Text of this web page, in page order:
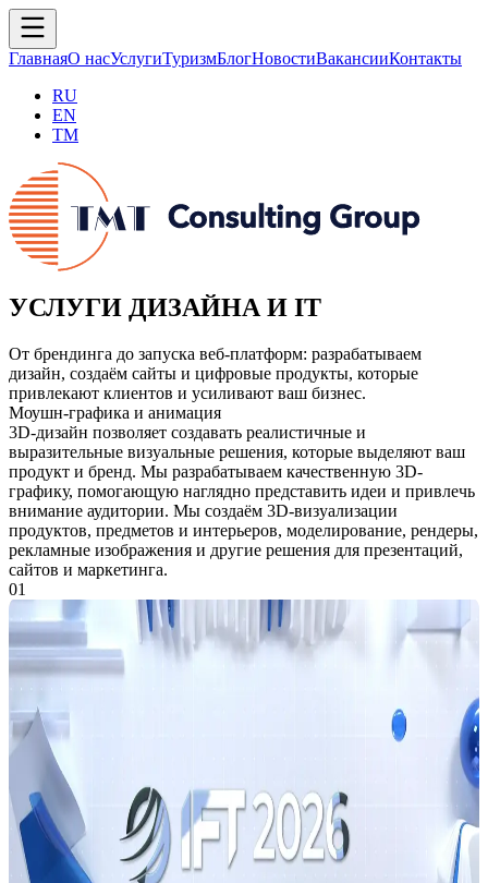
ГлавнаяО насУслугиТуризмБлогНовостиВакансииКонтакты
RU
EN
TM
УСЛУГИ ДИЗАЙНА И IT
От брендинга до запуска веб-платформ: разрабатываем
дизайн, создаём сайты и цифровые продукты, которые
привлекают клиентов и усиливают ваш бизнес.
Моушн-графика и анимация
3D-дизайн позволяет создавать реалистичные и
выразительные визуальные решения, которые выделяют ваш
продукт и бренд. Мы разрабатываем качественную 3D-
графику, помогающую наглядно представить идеи и привлечь
внимание аудитории. Мы создаём 3D-визуализации
продуктов, предметов и интерьеров, моделирование, рендеры,
рекламные изображения и другие решения для презентаций,
сайтов и маркетинга.
01